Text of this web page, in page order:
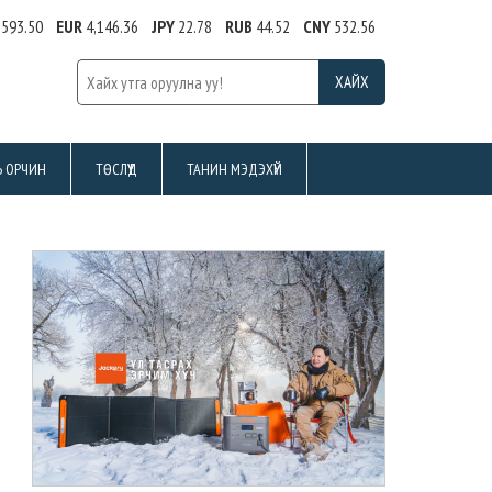
EUR4,146.36 JPY22.78 RUB 44.52 CNY532.56
ОРЧИН ТӨСЛҮҮД ТАНИН МЭДЭХҮЙ